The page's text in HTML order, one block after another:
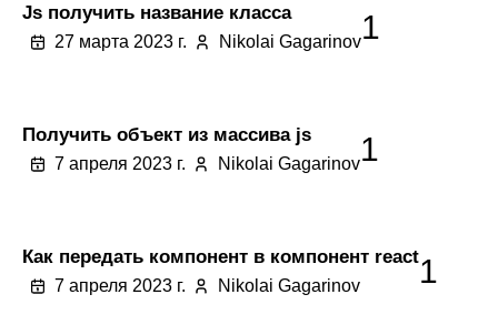
Js получить название класса
27 марта 2023 г. Nikolai Gagarinov1
Получить объект из массива js
7 апреля 2023 г. Nikolai Gagarinov1
Как передать компонент в компонент react
7 апреля 2023 г. Nikolai Gagarinov 1